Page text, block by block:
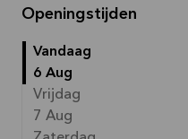
Openingstijden
Vandaag
6 Aug
Vrijdag
7 Aug